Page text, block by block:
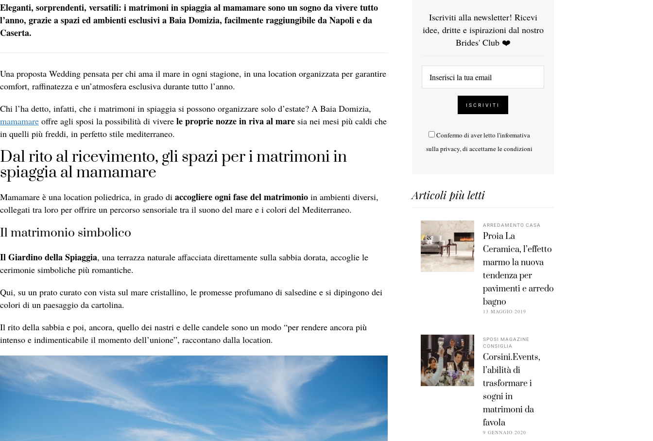
Eleganti, sorprendenti, versatili: i matrimoni in spiaggia al mamamare sono un sogno da vivere tutto
l’anno, grazie a spazi ed ambienti esclusivi a Baia Domizia, facilmente raggiungibile da Napoli e da
Caserta.
Una proposta Wedding pensata per chi ama il mare in ogni stagione, in una location organizzata per garantire
comfort, raffinatezza e un’atmosfera esclusiva durante tutto l’anno.
Chi l’ha detto, infatti, che i matrimoni in spiaggia si possono organizzare solo d’estate? A Baia Domizia,
mamamare offre agli sposi la possibilità di vivere le proprie nozze in riva al mare sia nei mesi più caldi che
in quelli più freddi, in perfetto stile mediterraneo.
Dal rito al ricevimento, gli spazi per i matrimoni in
spiaggia al mamamare
Mamamare è una location poliedrica, in grado di accogliere ogni fase del matrimonio in ambienti diversi,
collegati tra loro per offrire un percorso sensoriale tra il suono del mare e i colori del Mediterraneo.
Il matrimonio simbolico
Il Giardino della Spiaggia, una terrazza naturale affacciata direttamente sulla sabbia dorata, accoglie le
cerimonie simboliche più romantiche.
Qui, su un prato curato con vista sul mare cristallino, le promesse profumano di salsedine e si dipingono dei
colori di un paesaggio da cartolina.
Il rito della sabbia e poi, ancora, quello dei nastri e delle candele sono un modo “per rendere ancora più
intenso e indimenticabile il momento dell’unione”, raccontano dalla location.
Iscriviti alla newsletter! Ricevi
idee, dritte e ispirazioni dal nostro
Brides' Club ❤️
Confermo di aver letto l'informativa
sulla privacy, di accettarne le condizioni
Articoli più letti
ARREDAMENTO CASA
Proia La
Ceramica, l’effetto
marmo la nuova
tendenza per
pavimenti e arredo
bagno
13 MAGGIO 2019
SPOSI MAGAZINE
CONSIGLIA
Corsini.Events,
l’abilità di
trasformare i
sogni in
matrimoni da
favola
9 GENNAIO 2020